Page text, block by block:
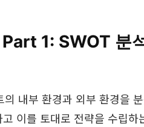
Part 1: SWOT 분
의 내부 환경과 외부 환경을
를 토대로 전략을 수립하